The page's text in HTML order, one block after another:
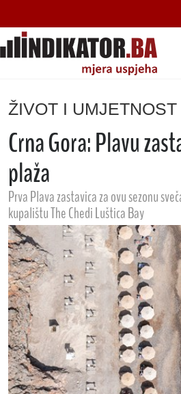
ŽIVOT I UMJETNOST
Crna Gora: Plavu
plaža
Prva Plava zastavica za ovu sezonu
kupalištu The Chedi Luštica Bay